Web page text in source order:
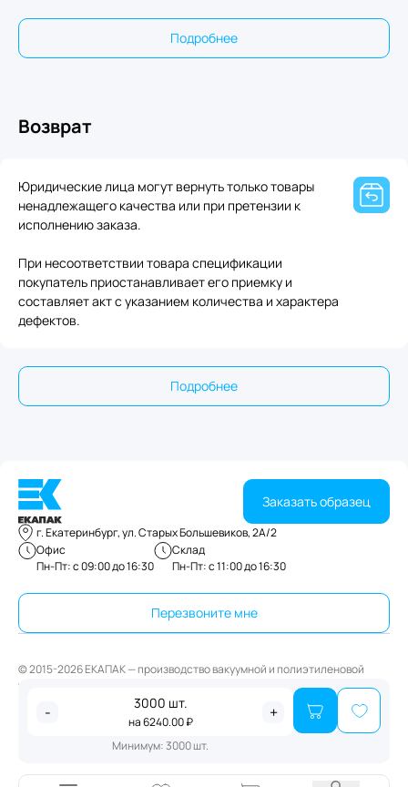
- 3000 шт.
на6240.00₽ +
Минимум:3000шт.
Подробнее
Возврат
Юридические лица могут вернуть только товары
ненадлежащего качества или при претензии к
исполнению заказа.
При несоответствии товара спецификации
покупатель приостанавливает его приемку и
составляет акт с указанием количества и характера
дефектов.
Подробнее
Заказать образец
г. Екатеринбург, ул. Старых Большевиков, 2А/2
Офис
Пн-Пт: с 09:00 до 16:30
Склад
Пн-Пт: с 11:00 до 16:30
Перезвоните мне
© 2015-2026 ЕКАПАК — производство вакуумной и полиэтиленовой
упаковки
Политика конфиденциальности